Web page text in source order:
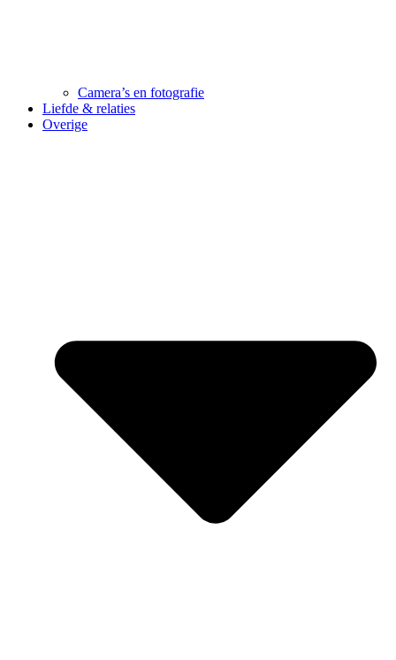
Camera’s en fotografie
Liefde & relaties
Overige